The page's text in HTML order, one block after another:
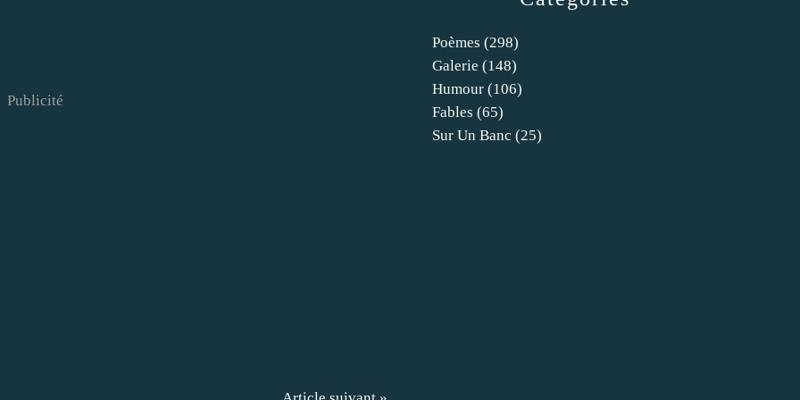
Publicité
Poèmes (298)
Galerie (148)
Humour (106)
Fables (65)
Sur Un Banc (25)